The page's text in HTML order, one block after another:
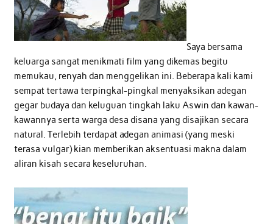
Saya bersama
keluarga sangat menikmati film yang dikemas begitu
memukau, renyah dan menggelikan ini. Beberapa kali kami
sempat tertawa terpingkal-pingkal menyaksikan adegan
gegar budaya dan keluguan tingkah laku Aswin dan kawan-
kawannya serta warga desa disana yang disajikan secara
natural. Terlebih terdapat adegan animasi (yang meski
terasa vulgar) kian memberikan aksentuasi makna dalam
aliran kisah secara keseluruhan.